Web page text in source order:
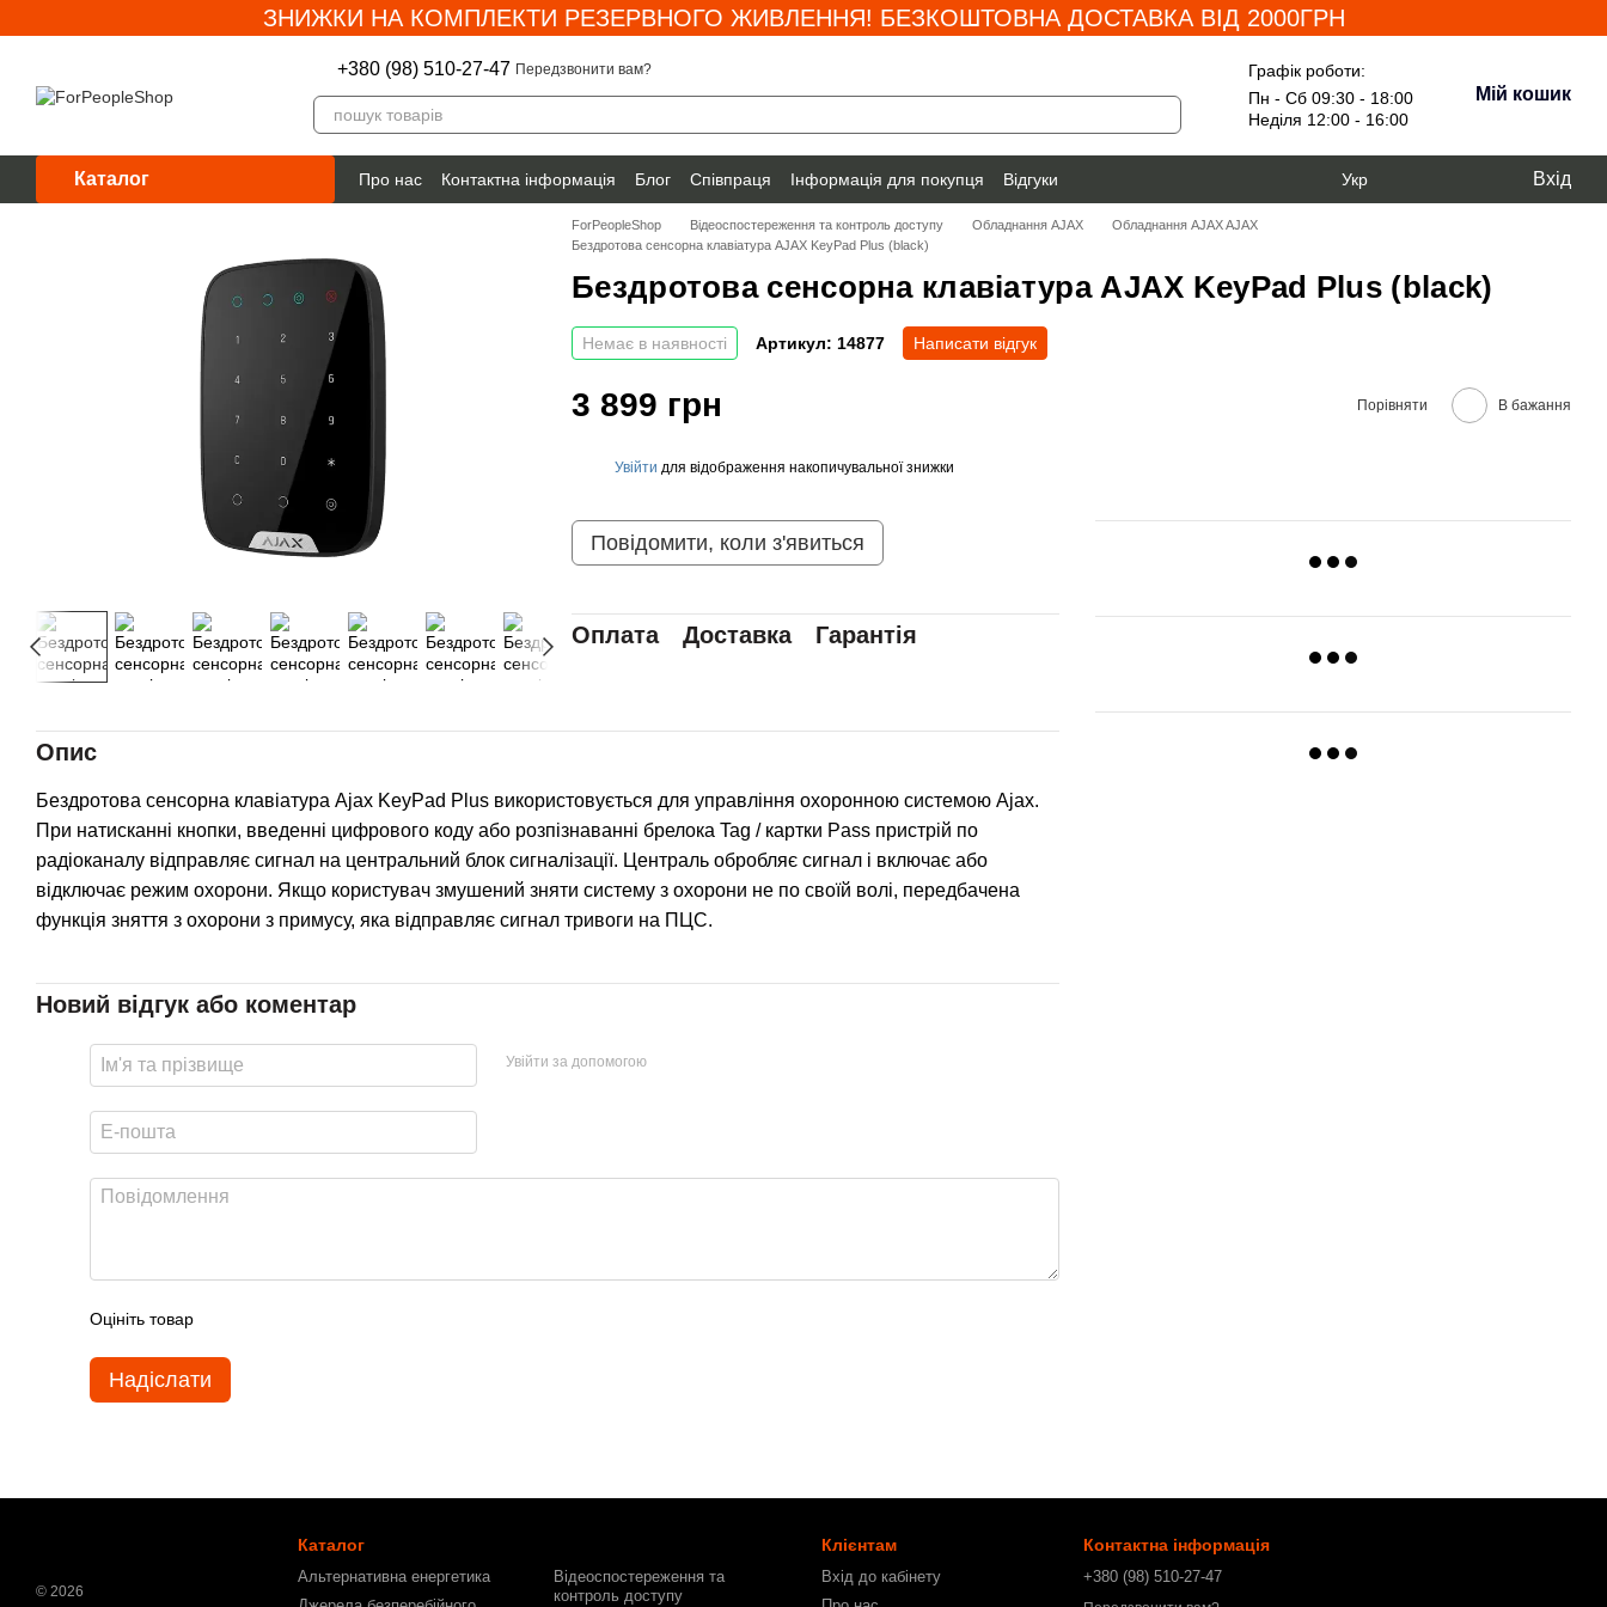
Перейти до основного контентуЗНИЖКИ НА КОМПЛЕКТИ РЕЗЕРВНОГО ЖИВЛЕННЯ! БЕЗКОШТОВНА ДОСТАВКА ВІД 2000ГРН
+380 (98) 510-27-47 Передзвонити вам?
Графік роботи:
Пн - Сб 09:30 - 18:00
Неділя 12:00 - 16:00
Мій кошик
Каталог Про нас Контактна інформація Блог Співпраця Інформація для покупця
Відгуки
Гарантія
Укр Вхід
ForPeopleShop Відеоспостереження та контроль доступу Обладнання AJAX
Обладнання AJAX AJAX
Бездротова сенсорна клавіатура AJAX KeyPad Plus (black)
Бездротова сенсорна клавіатура AJAX KeyPad Plus (black)
Немає в наявності Артикул: 14877 Написати відгук
3 899 грн Порівняти В бажання
Увійти для відображення накопичувальної знижки
Повідомити, коли з'явиться
Оплата Доставка Гарантія
Опис
Бездротова сенсорна клавіатура Ajax KeyPad Plus використовується для управління охоронною системою Ajax.
При натисканні кнопки, введенні цифрового коду або розпізнаванні брелока Tag / картки Pass пристрій по
радіоканалу відправляє сигнал на центральний блок сигналізації. Централь обробляє сигнал і включає або
відключає режим охорони. Якщо користувач змушений зняти систему з охорони не по своїй волі, передбачена
функція зняття з охорони з примусу, яка відправляє сигнал тривоги на ПЦС.
Новий відгук або коментар
Увійти за допомогою
Оцініть товар
Надіслати
© 2026
Каталог
Альтернативна енергетика
Відеоспостереження та
контроль доступу
Клієнтам
Вхід до кабінету
Контактна інформація
+380 (98) 510-27-47